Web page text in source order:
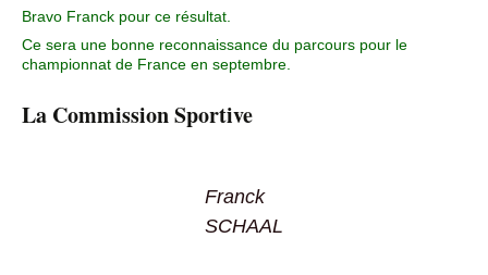
Bravo Franck pour ce résultat.
Ce sera une bonne reconnaissance du parcours pour le
championnat de France en septembre.
La Commission Sportive
Franck
SCHAAL